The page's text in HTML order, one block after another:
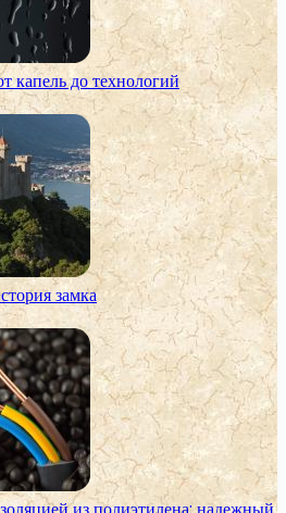
капель до технологий
замка